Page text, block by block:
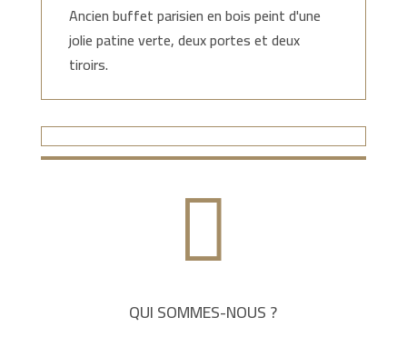
Ancien buffet parisien en bois peint d'une
jolie patine verte, deux portes et deux
tiroirs.

QUI SOMMES-NOUS ?